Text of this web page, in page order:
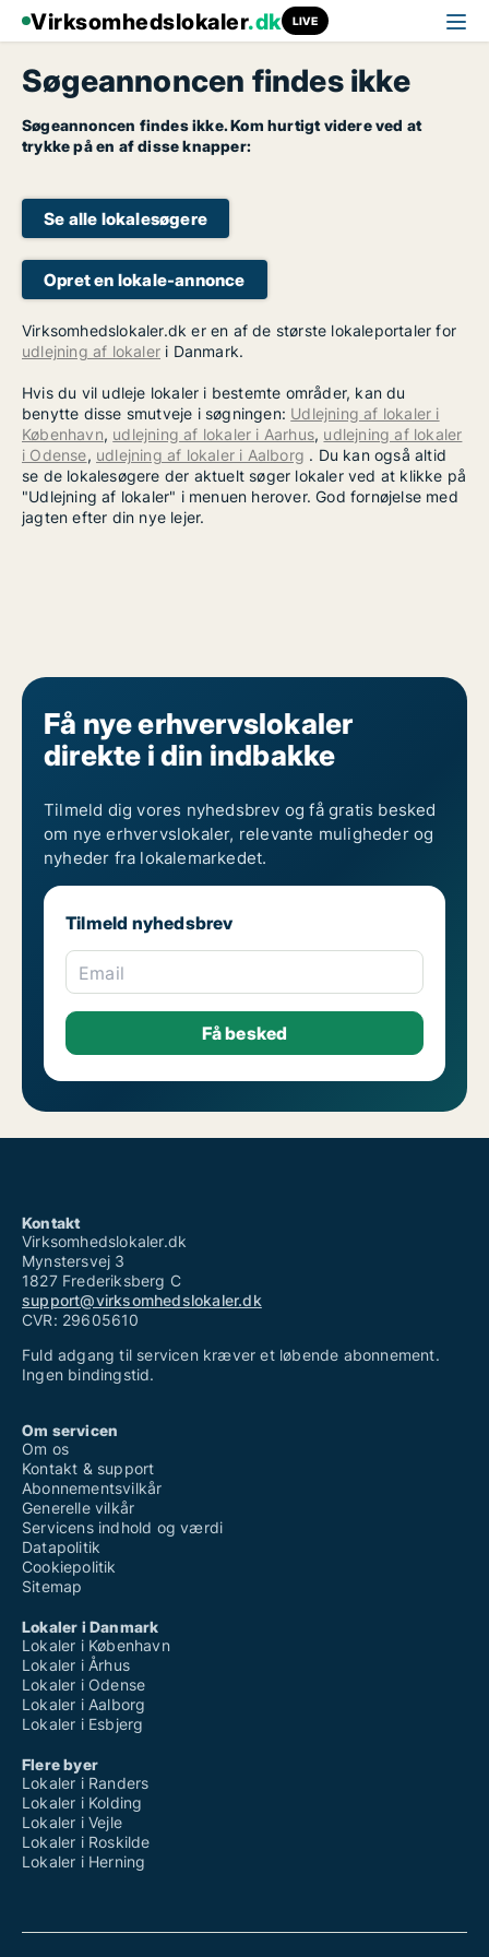
Virksomhedslokaler.dk LIVE
Søgeannoncen findes ikke
Søgeannoncen findes ikke. Kom hurtigt videre ved at
trykke på en af disse knapper:
Se alle lokalesøgere
Opret en lokale-annonce
Virksomhedslokaler.dk er en af de største lokaleportaler for
udlejning af lokaler i Danmark.
Hvis du vil udleje lokaler i bestemte områder, kan du
benytte disse smutveje i søgningen: Udlejning af lokaler i
København, udlejning af lokaler i Aarhus, udlejning af lokaler
i Odense, udlejning af lokaler i Aalborg . Du kan også altid
se de lokalesøgere der aktuelt søger lokaler ved at klikke på
"Udlejning af lokaler" i menuen herover. God fornøjelse med
jagten efter din nye lejer.
Få nye erhvervslokaler
direkte i din indbakke
Tilmeld dig vores nyhedsbrev og få gratis besked
om nye erhvervslokaler, relevante muligheder og
nyheder fra lokalemarkedet.
Tilmeld nyhedsbrev
Email
Kontakt
Virksomhedslokaler.dk
Mynstersvej 3
1827 Frederiksberg C
support@virksomhedslokaler.dk
CVR: 29605610
Fuld adgang til servicen kræver et løbende abonnement.
Ingen bindingstid.
Om servicen
Om os
Kontakt & support
Abonnementsvilkår
Generelle vilkår
Servicens indhold og værdi
Datapolitik
Cookiepolitik
Sitemap
Lokaler i Danmark
Lokaler i København
Lokaler i Århus
Lokaler i Odense
Lokaler i Aalborg
Lokaler i Esbjerg
Flere byer
Lokaler i Randers
Lokaler i Kolding
Lokaler i Vejle
Lokaler i Roskilde
Lokaler i Herning